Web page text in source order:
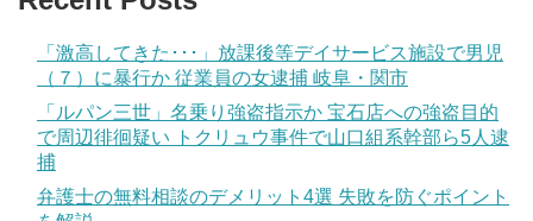
「激高してきた･･･」放課後等デイサービス施設で男児
（７）に暴行か 従業員の女逮捕 岐阜・関市
「ルパン三世」名乗り強盗指示か 宝石店への強盗目的
で周辺徘徊疑い トクリュウ事件で山口組系幹部ら5人逮
捕
弁護士の無料相談のデメリット4選 失敗を防ぐポイント